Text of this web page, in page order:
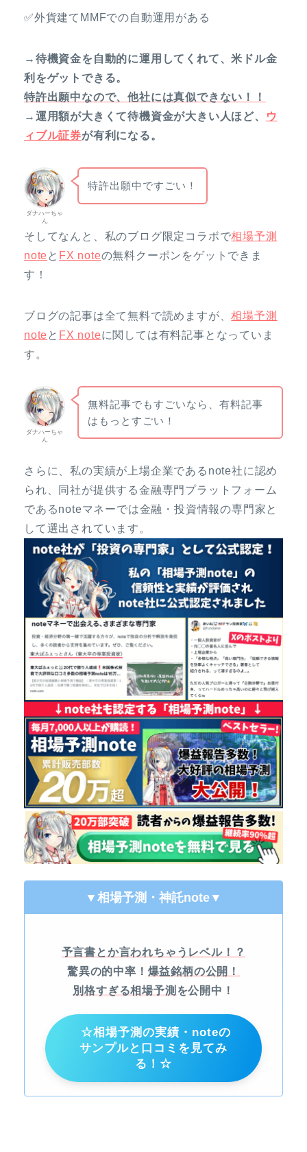
✅外貨建てMMFでの自動運用がある
→待機資金を自動的に運用してくれて、米ドル金
利をゲットできる。
特許出願中なので、他社には真似できない！！
→運用額が大きくて待機資金が大きい人ほど、
ウ
ィブル証券が有利になる。
ダナハーちゃ
ん
特許出願中ですごい！
そしてなんと、私のブログ限定コラボで相場予測
note と FX noteの無料クーポンをゲットできま
す！
ブログの記事は全て無料で読めますが、相場予測
note と FX noteに関しては有料記事となっていま
す。
ダナハーちゃ
ん
無料記事でもすごいなら、有料記事
はもっとすごい！
さらに、私の実績が上場企業であるnote社に認め
られ、同社が提供する金融専門プラットフォーム
であるnoteマネーでは金融・投資情報の専門家と
して選出されています。
▼相場予測・神託note ▼
予言書とか言われちゃうレベル！？
驚異の的中率！ 爆益銘柄の公開！
別格すぎる相場予測 を公開中！
☆相場予測の実績・noteの
サンプルと口コミを見てみ
る！☆